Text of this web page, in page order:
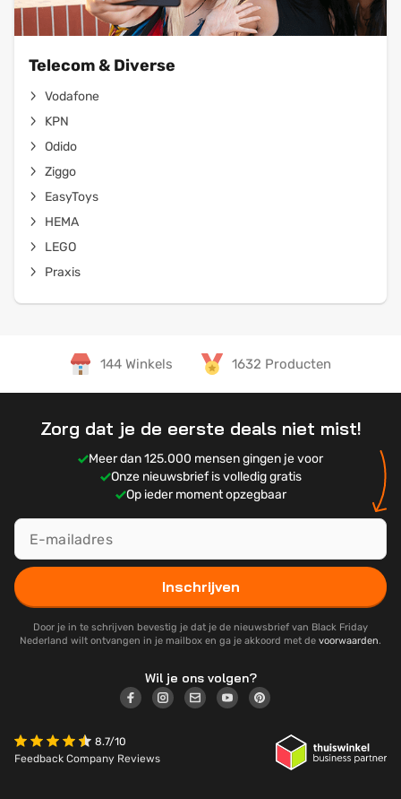
Telecom & Diverse
Vodafone
KPN
Odido
Ziggo
EasyToys
HEMA
LEGO
Praxis
144 Winkels 1632 Producten
Zorg dat je de eerste deals niet mist!
Meer dan 125.000 mensen gingen je voor
Onze nieuwsbrief is volledig gratis
Op ieder moment opzegbaar
Inschrijven
Door je in te schrijven bevestig je dat je de nieuwsbrief van Black Friday
Nederland wilt ontvangen in je mailbox en ga je akkoord met de voorwaarden.
Wil je ons volgen?
8.7/10
Feedback Company Reviews